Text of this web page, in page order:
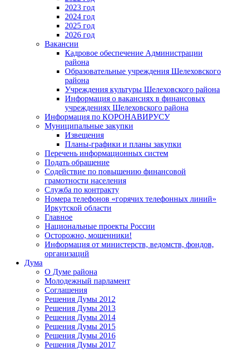
2023 год
2024 год
2025 год
2026 год
Вакансии
Кадровое обеспечение Администрации
района
Образовательные учреждения Шелеховского
района
Учреждения культуры Шелеховского района
Информация о вакансиях в финансовых
учреждениях Шелеховского района
Информация по КОРОНАВИРУСУ
Муниципальные закупки
Извещения
Планы-графики и планы закупки
Перечень информационных систем
Подать обращение
Содействие по повышению финансовой
грамотности населения
Служба по контракту
Номера телефонов «горячих телефонных линий»
Иркутской области
Главное
Национальные проекты России
Осторожно, мошенники!
Информация от министерств, ведомств, фондов,
организаций
Дума
О Думе района
Молодежный парламент
Соглашения
Решения Думы 2012
Решения Думы 2013
Решения Думы 2014
Решения Думы 2015
Решения Думы 2016
Решения Думы 2017